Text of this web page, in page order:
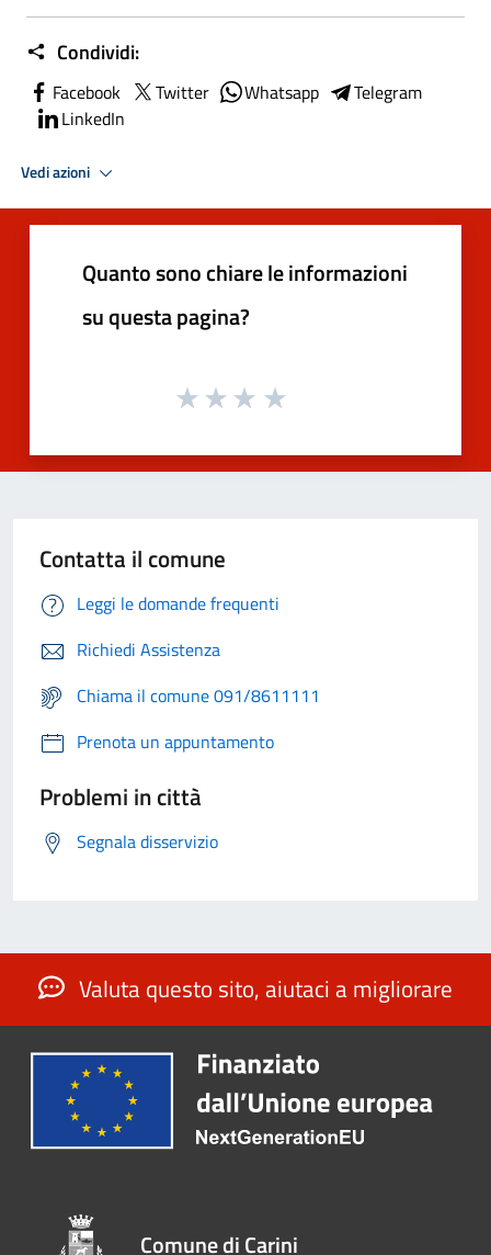
Condividi:
Facebook Twitter Whatsapp
Telegram
LinkedIn
Vedi azioni
Quanto sono chiare le informazioni
su questa pagina?
Contatta il comune
Leggi le domande frequenti
Richiedi Assistenza
Chiama il comune 091/8611111
Prenota un appuntamento
Problemi in città
Segnala disservizio
Valuta questo sito, aiutaci a migliorare
Comune di Carini